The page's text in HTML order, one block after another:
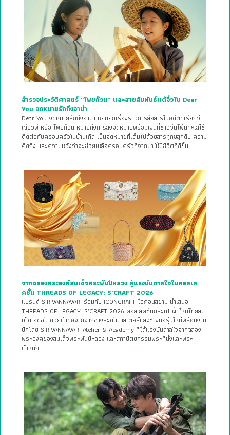
สำรวจประวัติศาสตร์ “โพยก๊วน” และสายสัมพันธ์แต้จิ๋วใน Dear
You จดหมายรักถึงอาม่า
Dear You จดหมายรักถึงอาม่า หยิบยกเรื่องราวการสื่อสารในอดีตที่เรียกว่า
เฉียวพี หรือ โพยก๊วน หมายถึงการส่งจดหมายพร้อมเงินที่ชาวจีนโพ้นทะเลใช้
ติดต่อกับครอบครัวในบ้านเกิด เป็นจดหมายที่เต็มไปด้วยสารทุกข์สุกดิบ ความ
คิดถึง และความหวังว่าจะช่วยเหลือครอบครัวที่จากมาให้มีชีวิตที่ดีขึ้น
จากฉลองพระองค์สมเด็จพระพันปีหลวง สู่แรงบันดาลใจในคอลเล
คชั่น THREADS OF LEGACY: S’CRAFT 2026
แบรนด์ SIRIVANNAVARI ร่วมกับ ICONCRAFT ไอคอนสยาม นำเสนอ
THREADS OF LEGACY: S’CRAFT 2026 คอลเลคชั่นกระเป๋าผ้าไหมไทยลิมิ
เต็ด อิดิชัน ด้วยผ้าทอจากจากช่างระดับมาสเตอร์และช่างทอรุ่นใหม่พร้อมงาน
ปักโดย SIRIVANNAVARI Atelier & Academy ที่ได้แรงบันดาลใจจากฉลอง
พระองค์ของสมเด็จพระพันปีหลวง และสถาปัตยกรรมพระที่นั่งและพระ
ตำหนัก